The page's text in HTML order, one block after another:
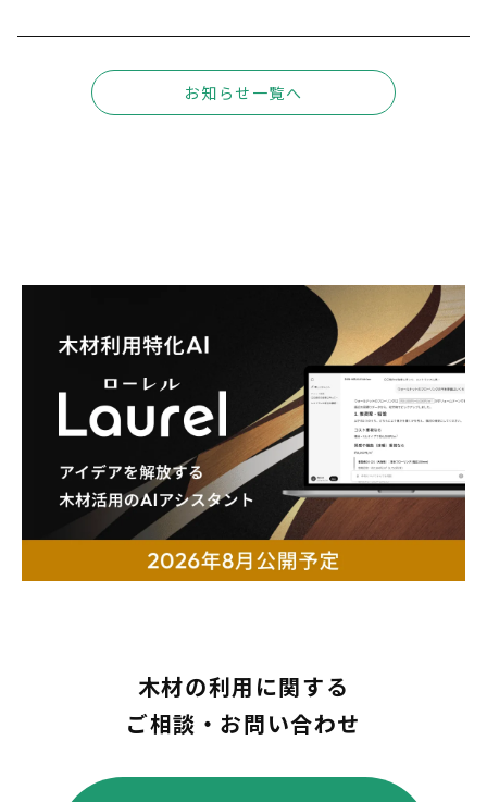
お知らせ一覧へ
木材の利用に関する
ご相談・お問い合わせ